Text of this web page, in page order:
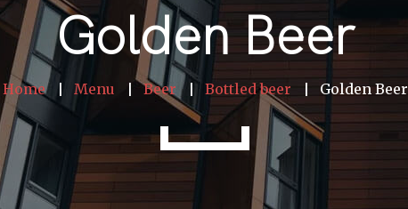
Golden Beer
Home Menu Beer Bottled beer Golden Beer